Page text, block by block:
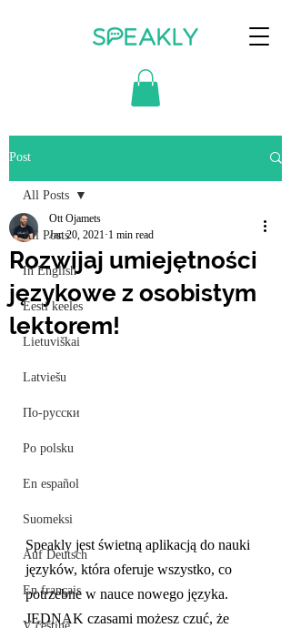
Post
All Posts
In English
Eesti keeles
Lietuviškai
Latviešu
По-русски
Po polsku
En español
Suomeksi
Auf Deutsch
En français
All Posts
Rozwijaj umiejętności
językowe z osobistym
lektorem!
Ott Ojamets
Jan 20, 2021 1 min read
Speakly jest świetną aplikacją do nauki
języków, która oferuje wszystko, co
potrzebne w nauce nowego języka.
JEDNAK czasami możesz czuć, że